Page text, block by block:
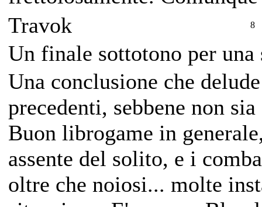
Travok
8
Un finale sottotono per una
Una conclusione che
precedenti, sebbene non
Buon librogame in
assente del solito, e i
oltre che noiosi... molte